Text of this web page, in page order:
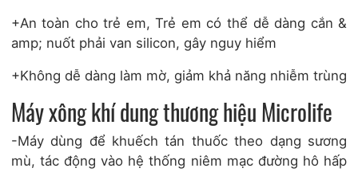
+An toàn cho trẻ em, Trẻ em có thể dễ dàng cắn &
amp; nuốt phải van silicon, gây nguy hiểm
+Không dễ dàng làm mờ, giảm khả năng nhiễm trùng
Máy xông khí dung thương hiệu Microlife
-Máy dùng để khuếch tán thuốc theo dạng sương
mù, tác động vào hệ thống niêm mạc đường hô hấp